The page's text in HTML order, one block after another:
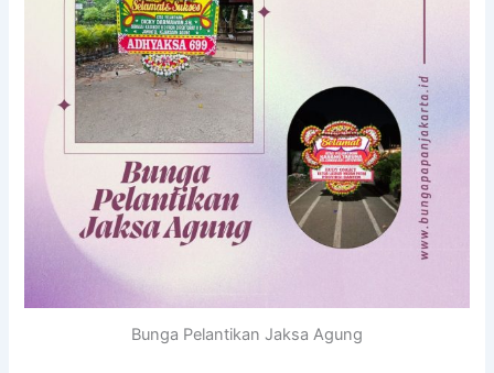
Bunga Pelantikan Jaksa Agung